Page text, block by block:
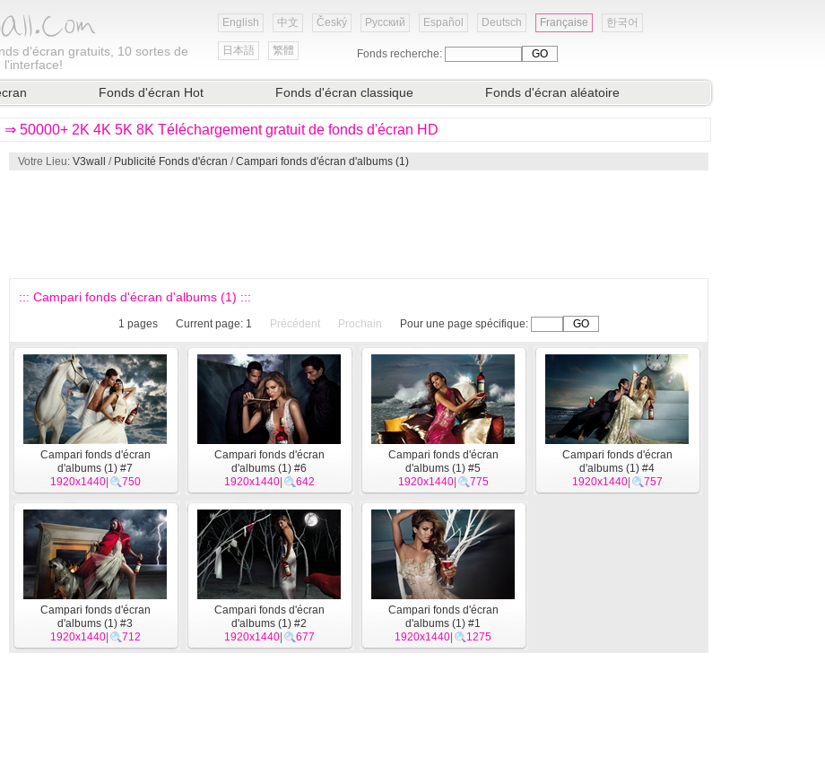
d'écran gratuits, 10 sortes de
l'interface!
English 中文 Český Русский Español Deutsch Française 한국어
日本語 繁體 Fonds recherche:
Fonds d'écran Hot Fonds d'écran classique Fonds d'écran aléatoire
⇒ 50000+ 2K 4K 5K 8K Téléchargement gratuit de fonds d'écran HD
Votre Lieu: V3wall / Publicité Fonds d'écran /Campari fonds d'écran d'albums (1)
::: Campari fonds d'écran d'albums (1) :::
1 pages Current page: 1 Précédent Prochain Pour une page spécifique:
Campari fonds d'écran
d'albums (1) #7
1920x1440| 750
Campari fonds d'écran
d'albums (1) #6
1920x1440| 642
Campari fonds d'écran
d'albums (1) #5
1920x1440| 775
Campari fonds d'écran
d'albums (1) #4
1920x1440| 757
Campari fonds d'écran
d'albums (1) #3
1920x1440| 712
Campari fonds d'écran
d'albums (1) #2
1920x1440| 677
Campari fonds d'écran
d'albums (1) #1
1920x1440
1275